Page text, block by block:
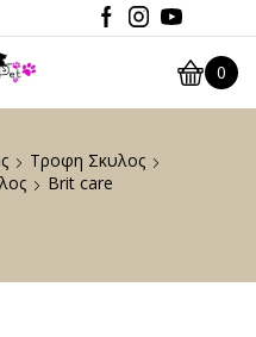
0
Τροφη Σκυλος
Brit care